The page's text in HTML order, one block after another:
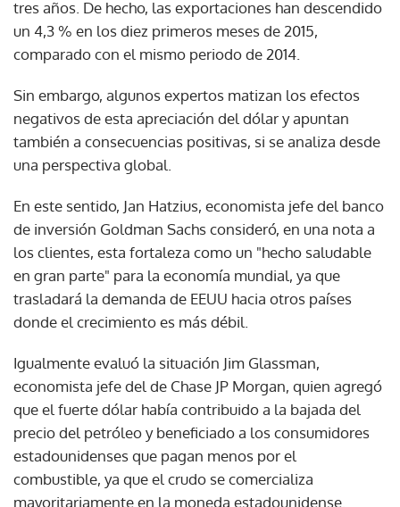
tres años. De hecho, las exportaciones han descendido
un 4,3 % en los diez primeros meses de 2015,
comparado con el mismo periodo de 2014.
Sin embargo, algunos expertos matizan los efectos
negativos de esta apreciación del dólar y apuntan
también a consecuencias positivas, si se analiza desde
una perspectiva global.
En este sentido, Jan Hatzius, economista jefe del banco
de inversión Goldman Sachs consideró, en una nota a
los clientes, esta fortaleza como un "hecho saludable
en gran parte" para la economía mundial, ya que
trasladará la demanda de EEUU hacia otros países
donde el crecimiento es más débil.
Igualmente evaluó la situación Jim Glassman,
economista jefe del de Chase JP Morgan, quien agregó
que el fuerte dólar había contribuido a la bajada del
precio del petróleo y beneficiado a los consumidores
estadounidenses que pagan menos por el
combustible, ya que el crudo se comercializa
mayoritariamente en la moneda estadounidense.